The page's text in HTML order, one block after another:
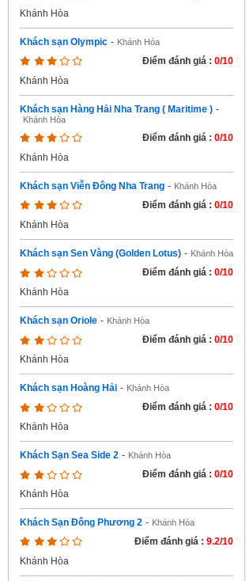
Khánh Hòa
Khách sạn Olympic - Khánh Hòa
Điểm đánh giá : 0/10
Khánh Hòa
Khách sạn Hàng Hải Nha Trang ( Maritime ) -
Khánh Hòa
Điểm đánh giá : 0/10
Khánh Hòa
Khách sạn Viễn Đông Nha Trang - Khánh Hòa
Điểm đánh giá : 0/10
Khánh Hòa
Khách sạn Sen Vàng (Golden Lotus) - Khánh Hòa
Điểm đánh giá : 0/10
Khánh Hòa
Khách sạn Oriole - Khánh Hòa
Điểm đánh giá : 0/10
Khánh Hòa
Khách sạn Hoàng Hải - Khánh Hòa
Điểm đánh giá : 0/10
Khánh Hòa
Khách Sạn Sea Side 2 - Khánh Hòa
Điểm đánh giá : 0/10
Khánh Hòa
Khách Sạn Đông Phương 2 - Khánh Hòa
Điểm đánh giá : 9.2/10
Khánh Hòa